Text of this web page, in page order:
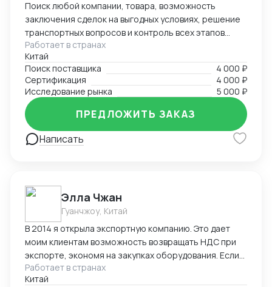
Поиск любой компании, товара, возможность
заключения сделок на выгодных условиях, решение
транспортных вопросов и контроль всех этапов
сотрудничества с иностранными партнерами.
Работает в странах
Китай
Поиск поставщика
4 000 ₽
Сертификация
4 000 ₽
Исследование рынка
5 000 ₽
Написать
ПРЕДЛОЖИТЬ ЗАКАЗ
Элла Чжан
Гуанчжоу, Китай
В 2014 я открыла экспортную компанию. Это дает
моим клиентам возможность возвращать НДС при
экспорте, экономя на закупках оборудования. Если
вы собираетесь в Китай на выставку, семинар,
конференцию или для проведения бизнес-встреч, и
Работает в странах
Китай